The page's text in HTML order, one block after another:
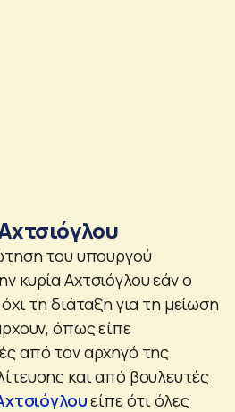
του υπουργού
κυρία Αχτσιόγλου εάν ο
τη διάταξη για τη μείωση
όπως είπε
από τον αρχηγό της
και από βουλευτές
είπε ότι όλες